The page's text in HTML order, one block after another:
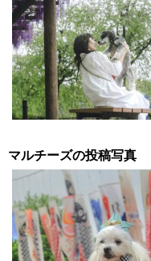
マルチーズの投稿写真